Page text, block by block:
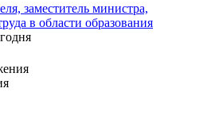
заместитель министра,
в области образования